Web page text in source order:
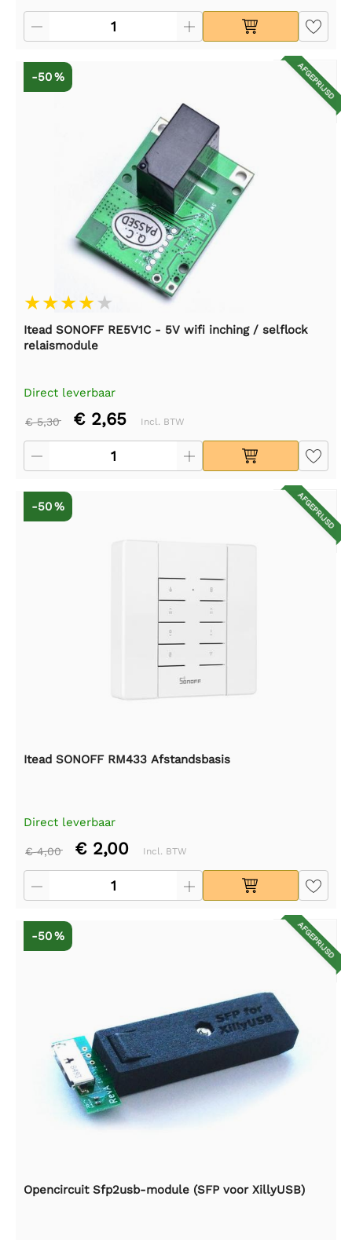
AFGEPRIJSD
-50 %
Itead SONOFF RE5V1C - 5V wifi inching / selflock
relaismodule
Direct leverbaar
€ 5,30 € 2,65 Incl. BTW
AFGEPRIJSD
-50 %
Itead SONOFF RM433 Afstandsbasis
Direct leverbaar
€ 4,00 € 2,00 Incl. BTW
AFGEPRIJSD
-50 %
Opencircuit Sfp2usb-module (SFP voor XillyUSB)